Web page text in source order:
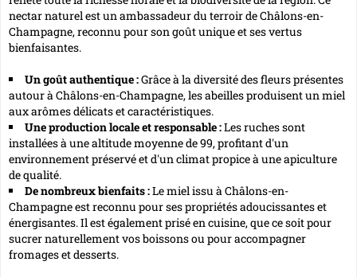
nectar naturel est un ambassadeur du terroir de Châlons-en-
Champagne, reconnu pour son goût unique et sesvertus
bienfaisantes.
Un goût authentique :Grâce à la diversité des fleurs présentes
autour à Châlons-en-Champagne, les abeilles produisent un miel
aux arômes délicats et caractéristiques.
Une production locale et responsable :Les ruches sont
installées à une altitude moyenne de 99, profitant d'un
environnement préservé et d'un climat propice à une apiculture
de qualité.
De nombreux bienfaits :Le miel issu à Châlons-en-
Champagne est reconnu pour ses propriétés adoucissantes et
énergisantes. Il est également prisé en cuisine, que ce soit pour
sucrer naturellement vos boissons ou pour accompagner
fromages et desserts.